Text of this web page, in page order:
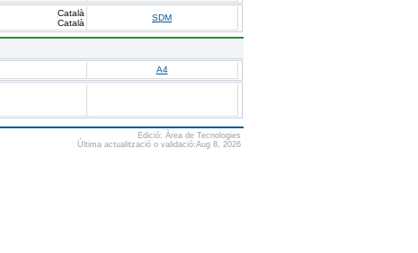
Català
Català
SDM
A4
Edició: Àrea de Tecnologies
Última actualització o validació:Aug 8, 2026